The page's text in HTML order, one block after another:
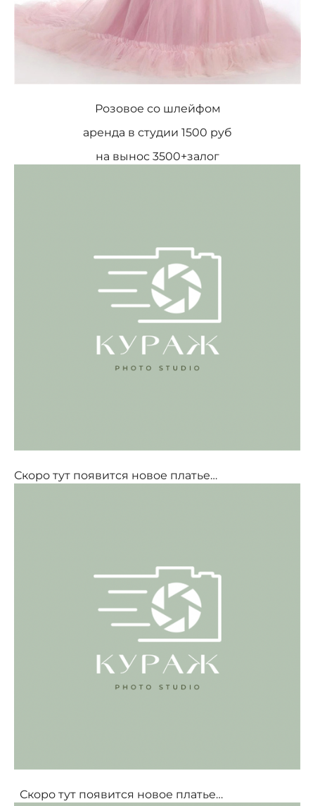
Розовое со шлейфом
аренда в студии 1500 руб
на вынос 3500+залог
Скоро тут появится новое платье…
Скоро тут появится новое платье…